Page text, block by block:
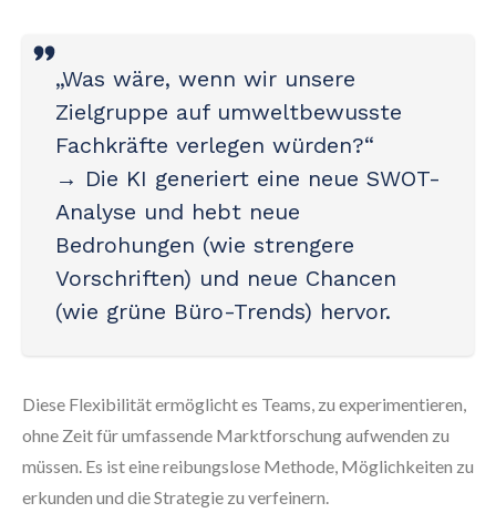
„Was wäre, wenn wir unsere
Zielgruppe auf umweltbewusste
Fachkräfte verlegen würden?“
→ Die KI generiert eine neue SWOT-
Analyse und hebt neue
Bedrohungen (wie strengere
Vorschriften) und neue Chancen
(wie grüne Büro-Trends) hervor.
Diese Flexibilität ermöglicht es Teams, zu experimentieren,
ohne Zeit für umfassende Marktforschung aufwenden zu
müssen. Es ist eine reibungslose Methode, Möglichkeiten zu
erkunden und die Strategie zu verfeinern.